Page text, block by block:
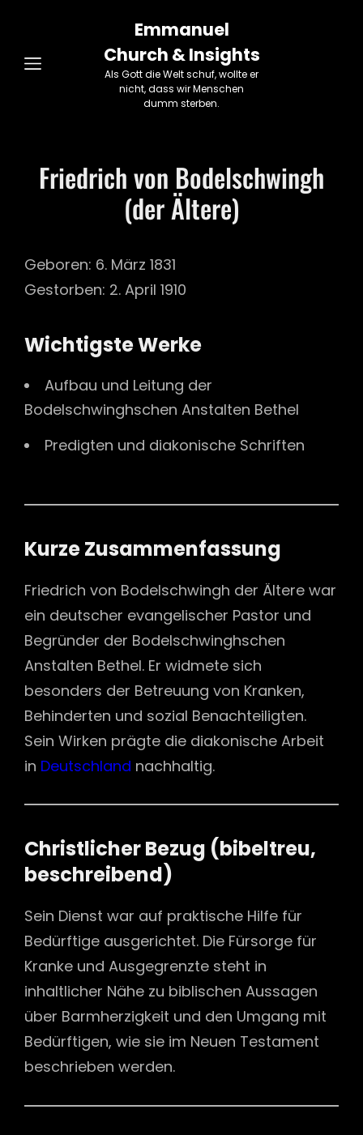
Emmanuel
Church & Insights
Als Gott die Welt schuf, wollte er
nicht, dass wir Menschen
dumm sterben.
Friedrich von Bodelschwingh
(der Ältere)
Geboren: 6. März 1831
Gestorben: 2. April 1910
Wichtigste Werke
Aufbau und Leitung der
Bodelschwinghschen Anstalten Bethel
Predigten und diakonische Schriften
Kurze Zusammenfassung
Friedrich von Bodelschwingh der Ältere war
ein deutscher evangelischer Pastor und
Begründer der Bodelschwinghschen
Anstalten Bethel. Er widmete sich
besonders der Betreuung von Kranken,
Behinderten und sozial Benachteiligten.
Sein Wirken prägte die diakonische Arbeit
in Deutschland nachhaltig.
Christlicher Bezug (bibeltreu,
beschreibend)
Sein Dienst war auf praktische Hilfe für
Bedürftige ausgerichtet. Die Fürsorge für
Kranke und Ausgegrenzte steht in
inhaltlicher Nähe zu biblischen Aussagen
über Barmherzigkeit und den Umgang mit
Bedürftigen, wie sie im Neuen Testament
beschrieben werden.